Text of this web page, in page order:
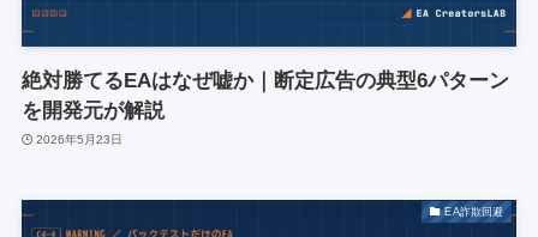
絶対勝てるEAはなぜ嘘か｜断定広告の典型6パターン
を開発元が解説
2026年5月23日
EA詐欺回避